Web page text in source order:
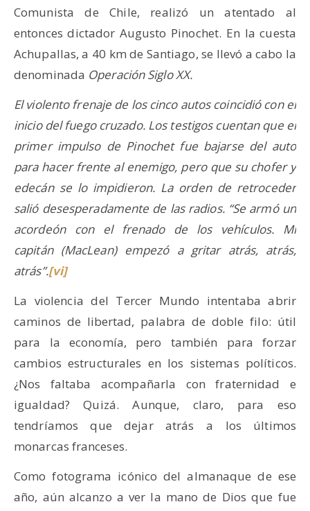
Comunista de Chile, realizó un atentado al
entonces dictador Augusto Pinochet. En la cuesta
Achupallas, a 40 km de Santiago, se llevó a cabo la
denominada Operación Siglo XX.
El violento frenaje de los cinco autos coincidió con el
inicio del fuego cruzado. Los testigos cuentan que el
primer impulso de Pinochet fue bajarse del auto
para hacer frente al enemigo, pero que su chofer y
edecán se lo impidieron. La orden de retroceder
salió desesperadamente de las radios. “Se armó un
acordeón con el frenado de los vehículos. Mi
capitán (MacLean) empezó a gritar atrás, atrás,
atrás”.[vi]
La violencia del Tercer Mundo intentaba abrir
caminos de libertad, palabra de doble filo: útil
para la economía, pero también para forzar
cambios estructurales en los sistemas políticos.
¿Nos faltaba acompañarla con fraternidad e
igualdad? Quizá. Aunque, claro, para eso
tendríamos que dejar atrás a los últimos
monarcas franceses.
Como fotograma icónico del almanaque de ese
año, aún alcanzo a ver la mano de Dios que fue